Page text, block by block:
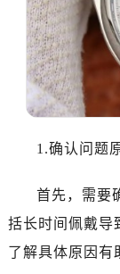
1.确认问题
首先，需要
括长时间佩戴导
了解具体原因有